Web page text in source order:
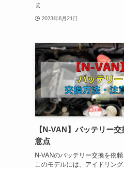
ま...
2023年8月21日
【N-VAN】バッテリー
意点
N-VANのバッテリー交換を依頼
このモデルには、アイドリン